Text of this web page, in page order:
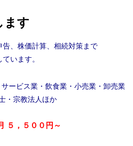
ます
、株価計算、相続対策まで
います。
ービス業・飲食業・小売業・卸売業
・宗教法人ほか
５，５００円～